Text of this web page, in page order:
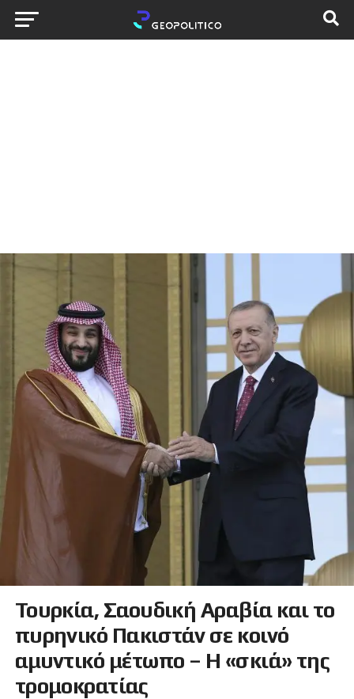
Τουρκία, Σαουδική Αραβία και το
πυρηνικό Πακιστάν σε κοινό
αμυντικό μέτωπο – Η «σκιά» της
τρομοκρατίας